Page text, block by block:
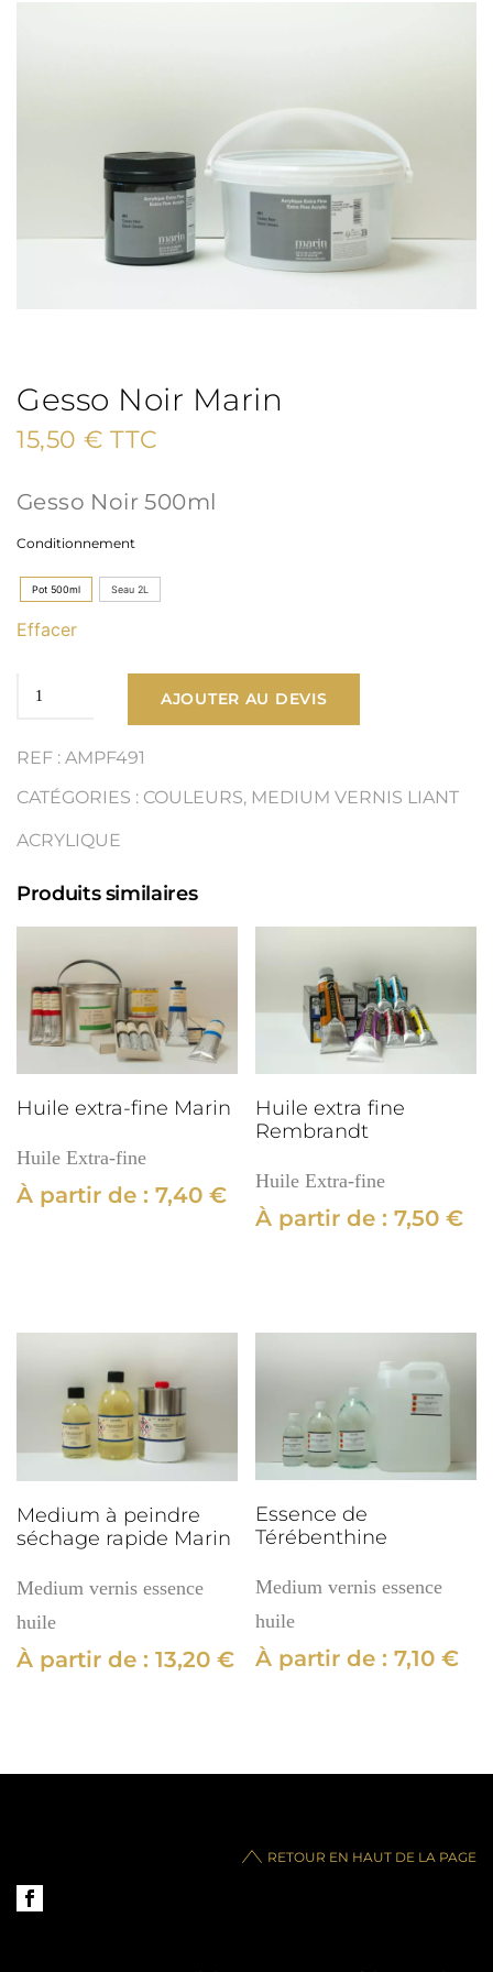
Gesso Noir Marin
15,50 € TTC
Gesso Noir 500ml
Conditionnement
Pot 500ml Seau 2L
Effacer
quantité
AJOUTER AU DEVIS
REF : AMPF491
CATÉGORIES : COULEURS, MEDIUM VERNIS LIANT
ACRYLIQUE
Produits similaires
Huile extra-fine Marin
Huile Extra-fine
À partir de : 7,40 €
Huile extra fine
Rembrandt
Huile Extra-fine
À partir de :7,50€
Medium à peindre
séchage rapide Marin
Medium vernis essence
huile
À partir de : 13,20 €
Essence de
Térébenthine
Medium vernis essence
huile
À partir de :7,10€
RETOUR EN HAUT DE LA PAGE